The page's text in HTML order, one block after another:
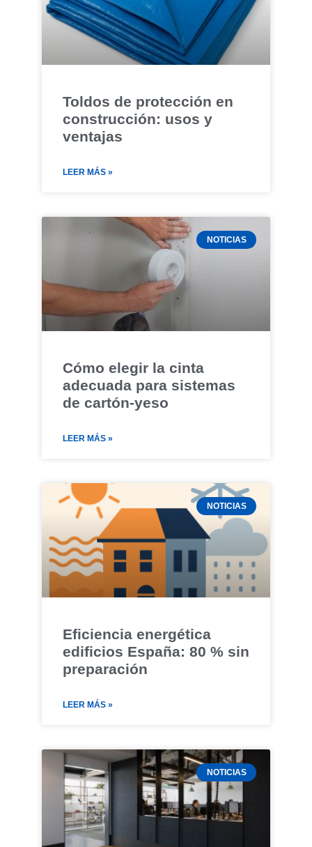
Toldos de protección en
construcción: usos y
ventajas
LEER MÁS »
NOTICIAS
Cómo elegir la cinta
adecuada para sistemas
de cartón-yeso
LEER MÁS »
NOTICIAS
Eficiencia energética
edificios España: 80 % sin
preparación
LEER MÁS »
NOTICIAS